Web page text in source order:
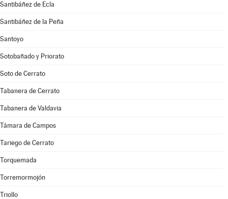
Santibáñez de Ecla
Santibáñez de la Peña
Santoyo
Sotobañado y Priorato
Soto de Cerrato
Tabanera de Cerrato
Tabanera de Valdavia
Támara de Campos
Tariego de Cerrato
Torquemada
Torremormojón
Triollo